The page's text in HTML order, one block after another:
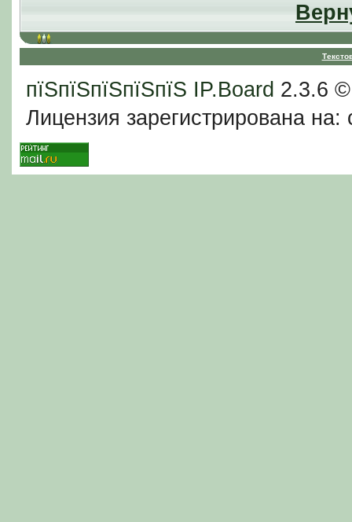
пїЅпїЅпїЅпїЅпїЅ IP.Board 2.3.6
Лицензия зарегистрирована